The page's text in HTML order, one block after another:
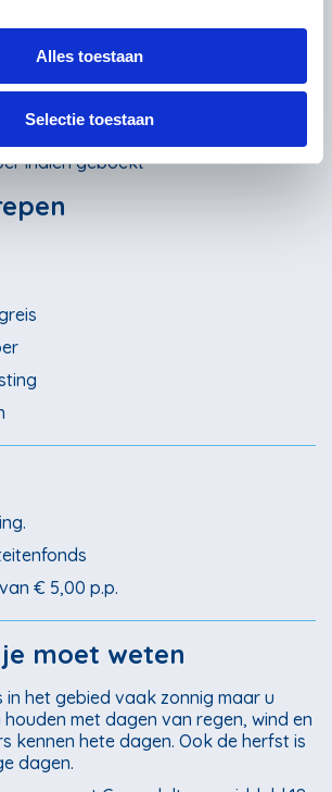
Alles toestaan
Selectie toestaan
indien geboekt
€ 5,00 p.p.
moet weten
in het gebied vaak zonnig maar u
met dagen van regen, wind en
kennen hete dagen. Ook de herfst is
dagen.